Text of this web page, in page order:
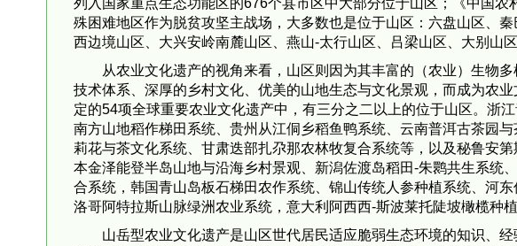
列入国家重点生态功能区的676个县市区中大部分位于山区；《中国
殊困难地区作为脱贫攻坚主战场，大多数也是位于山区：六盘山区、
西边境山区、大兴安岭南麓山区、燕山-太行山区、吕梁山区、大别山区
从农业文化遗产的视角来看，山区则因为其丰富的（农业）生物
技术体系、深厚的乡村文化、优美的山地生态与文化景观，而成为农
定的54项全球重要农业文化遗产中，有三分之二以上的位于山区。浙
南方山地稻作梯田系统、贵州从江侗乡稻鱼鸭系统、云南普洱古茶园
莉花与茶文化系统、甘肃迭部扎尕那农林牧复合系统等，以及秘鲁安
本金泽能登半岛山地与沿海乡村景观、新潟佐渡岛稻田-朱鹮共生系统
合系统，韩国青山岛板石梯田农作系统、锦山传统人参种植系统、河
洛哥阿特拉斯山脉绿洲农业系统，意大利阿西西-斯波莱托陡坡橄榄种
山岳型农业文化遗产是山区世代居民适应脆弱生态环境的知识、